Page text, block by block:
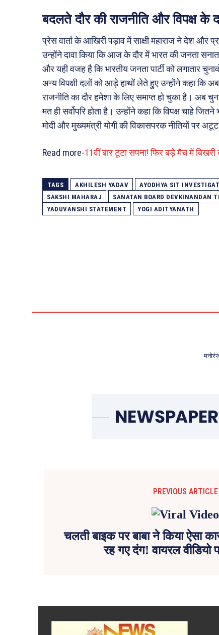
बदलते दौर की राजनीति और विपक्ष के
प्रेस वार्ता के आखिरी पड़ाव में साक्षी महाराज ने देश और
उन्होंने दावा किया कि आज के दौर में भारत की जनता
और यही वजह है कि भारतीय जनता पार्टी को लगातार
अन्य विपक्षी दलों को आड़े हाथों लेते हुए उन्होंने कहा कि
राजनीति का दौर हमेशा के लिए समाप्त हो चुका है। अब
मत ही सर्वोपरि होता है। उन्होंने कहा कि विपक्ष चाहे
मोदी और मुख्यमंत्री योगी की विकासपरक नीतियों पर
Read more-11वीं बार टूटा सपना! फिर बड़े मैच में
TAGS AKHILESH YADAV AYODHYA SIT
SAKSHI MAHARAJ
SANATAN BOARD DEVKINANDAN
YADUVANSHI STATEMENT
YOGI ADITYANATH
PREVIOUS ARTICLE
चलती बाइक पर बाबा ने किया ऐसा
रह गए दंग! वायरल वीडियो